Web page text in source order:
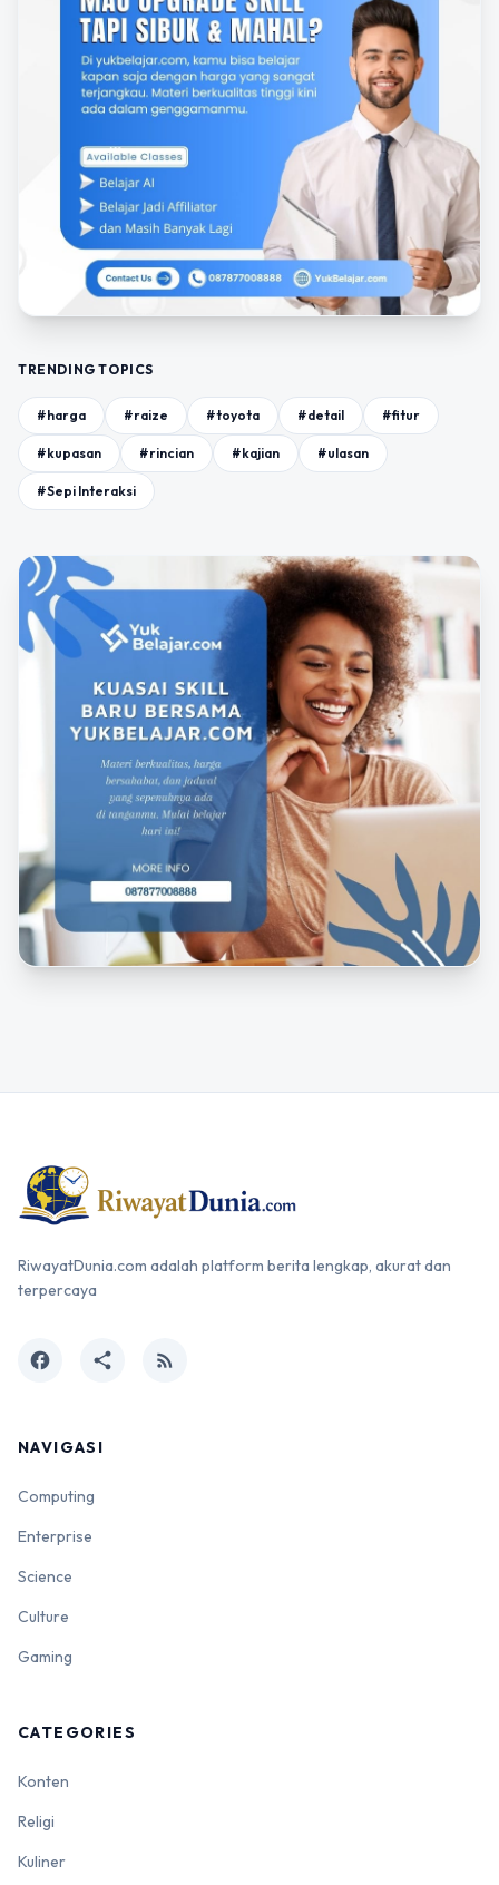
TRENDING TOPICS
#harga #raize #toyota #detail #fitur
#kupasan #rincian #kajian #ulasan
#Sepi Interaksi
RiwayatDunia.com adalah platform berita lengkap, akurat dan
terpercaya
facebook share rss_feed
NAVIGASI
Computing
Enterprise
Science
Culture
Gaming
CATEGORIES
Konten
Religi
Kuliner